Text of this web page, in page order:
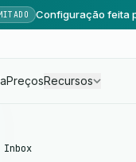
Configuração feita
PreçosRecursos